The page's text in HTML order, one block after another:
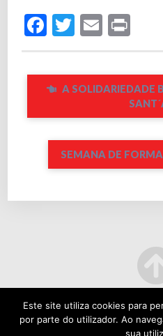
Facebook
Twitter
Email
A SOLIDARIEDADE
SEMANA DE
Este site utiliza cookies para
por parte do utilizador. Ao
sua